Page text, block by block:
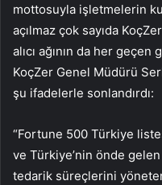
mottosuyla işletmelerin
açılmaz çok sayıda
alıcı ağının da her
KoçZer Genel Müdürü
şu ifadelerle sonlandırdı:
“Fortune 500 Türkiye
ve Türkiye’nin önde
tedarik süreçlerini